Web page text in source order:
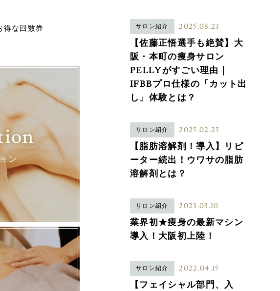
得な回数券
ン
サロン紹介 2025.08.23
【佐藤正悟選手も絶賛】大
阪・本町の痩身サロン
PELLYがすごい理由｜
IFBBプロ仕様の「カット出
し」体験とは？
サロン紹介 2025.02.25
【脂肪溶解剤！導入】リピ
ーター続出！ウワサの脂肪
溶解剤とは？
サロン紹介 2023.03.10
業界初★痩身の最新マシン
導入！大阪初上陸！
サロン紹介 2022.04.15
【フェイシャル部門、入